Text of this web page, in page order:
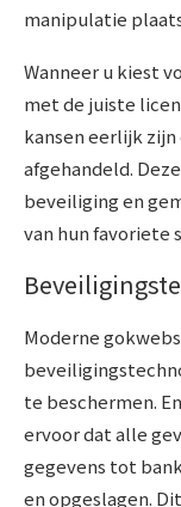
manipulatie
Wanneer u kiest
met de juiste
kansen eerlijk
afgehandeld.
beveiliging en
van hun favoriete
Moderne
te beschermen.
ervoor dat alle
gegevens tot
en opgeslagen.